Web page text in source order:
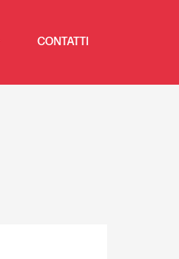
CONTATTI